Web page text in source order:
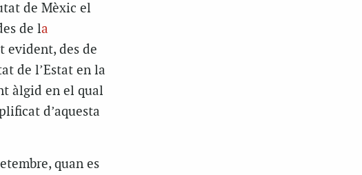
de Mèxic el
de la
evident, des de
de l’Estat en la
àlgid en el qual
d’aquesta
quan es